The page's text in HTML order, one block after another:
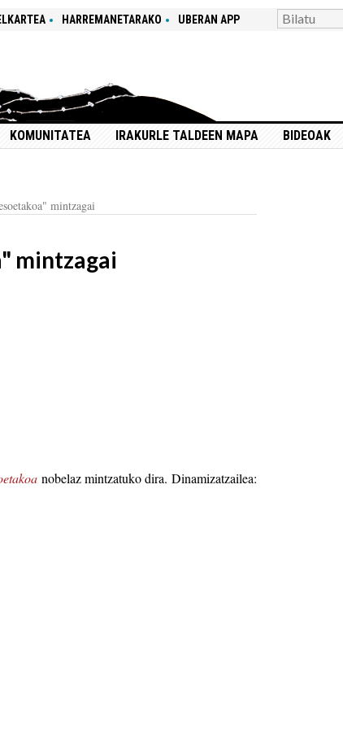
HARREMANETARAKO UBERAN APP
KOMUNITATEA IRAKURLE TALDEEN MAPA BIDEOAK
mintzagai
mintzagai
nobelaz mintzatuko dira. Dinamizatzailea: